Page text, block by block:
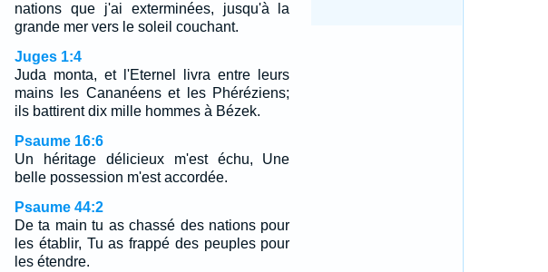
nations que j'ai exterminées, jusqu'à la
grande mer vers le soleil couchant.
Juges 1:4
Juda monta, et l'Eternel livra entre leurs
mains les Cananéens et les Phéréziens;
ils battirent dix mille hommes à Bézek.
Psaume 16:6
Un héritage délicieux m'est échu, Une
belle possession m'est accordée.
Psaume 44:2
De ta main tu as chassé des nations pour
les établir, Tu as frappé des peuples pour
les étendre.